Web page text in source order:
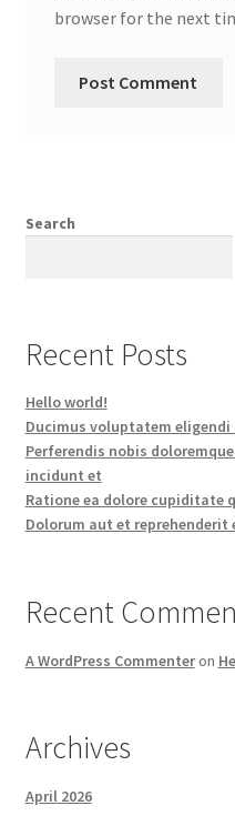
browser for the next
Search
Recent Posts
Hello world!
Ducimus voluptatem
Perferendis nobis
incidunt et
Ratione ea dolore cupiditate
Dolorum aut et reprehenderit
Recent
A WordPress Commenteron
Archives
April 2026